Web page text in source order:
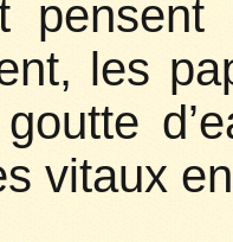
les
vitaux